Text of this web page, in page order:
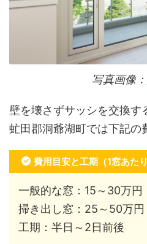
写真画像：
壁を壊さずサッシを交換す
虻田郡洞爺湖町では下記の
費用目安と工期（1窓あたり
一般的な窓：15～30万円
掃き出し窓：25～50万円
工期：半日～2日前後